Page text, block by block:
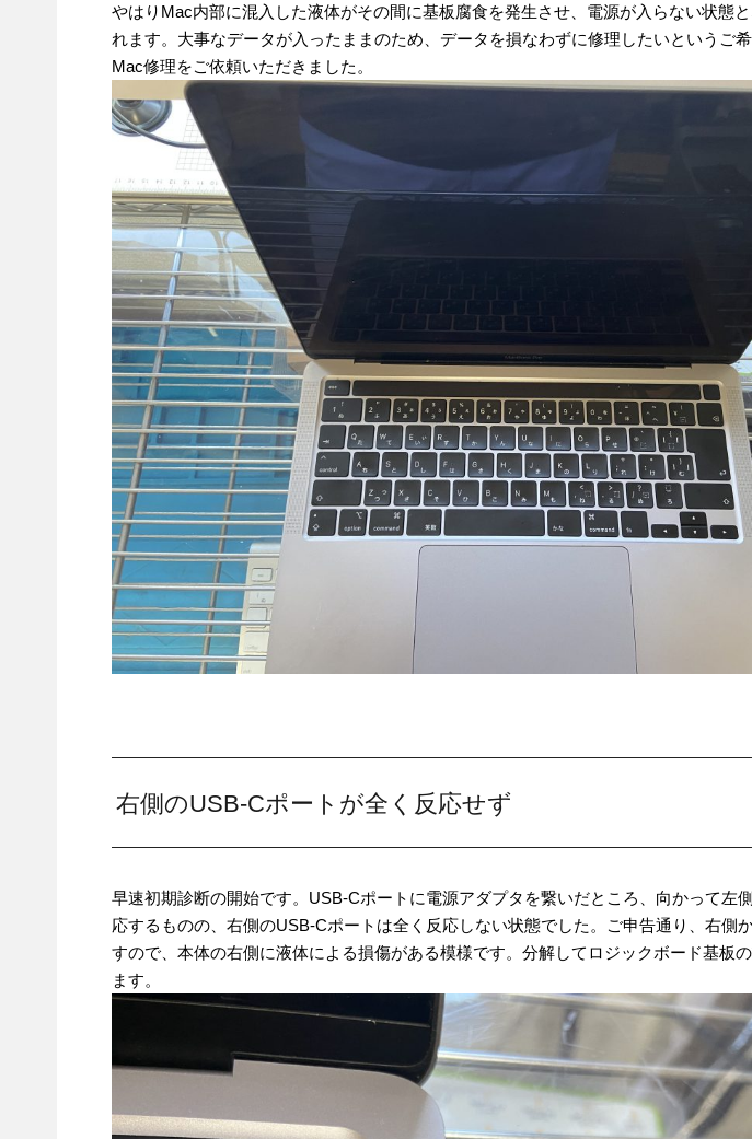
やはりMac内部に混入した液体がその間に基板腐食を発生させ、電源が入らない状態
れます。大事なデータが入ったままのため、データを損なわずに修理したいというご
Mac修理をご依頼いただきました。
右側のUSB-Cポートが全く反応せず
早速初期診断の開始です。USB-Cポートに電源アダプタを繋いだところ、向かって左
応するものの、右側のUSB-Cポートは全く反応しない状態でした。ご申告通り、右側
すので、本体の右側に液体による損傷がある模様です。分解してロジックボード基板
ます。